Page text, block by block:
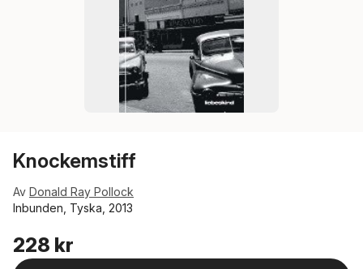
Knockemstiff
Av Donald Ray Pollock
Inbunden, Tyska, 2013
228 kr